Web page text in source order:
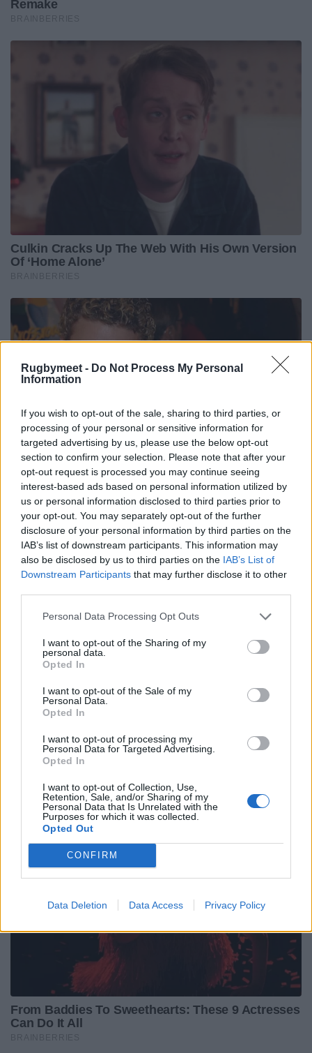
Rugbymeet - Do Not Process My Personal
Information
If you wish to opt-out of the sale, sharing to third parties, or
processing of your personal or sensitive information for
targeted advertising by us, please use the below opt-out
section to confirm your selection. Please note that after your
opt-out request is processed you may continue seeing
interest-based ads based on personal information utilized by
us or personal information disclosed to third parties prior to
your opt-out. You may separately opt-out of the further
disclosure of your personal information by third parties on the
IAB’s list of downstream participants. This information may
also be disclosed by us to third parties on the IAB’s List of
Downstream Participants that may further disclose it to other
Personal Data Processing Opt Outs
I want to opt-out of the Sharing of my
personal data.
Opted In
I want to opt-out of the Sale of my
Personal Data.
Opted In
I want to opt-out of processing my
Personal Data for Targeted Advertising.
Opted In
I want to opt-out of Collection, Use,
Retention, Sale, and/or Sharing of my
Personal Data that Is Unrelated with the
Purposes for which it was collected.
Opted Out
CONFIRM
Data Deletion Data Access Privacy Policy